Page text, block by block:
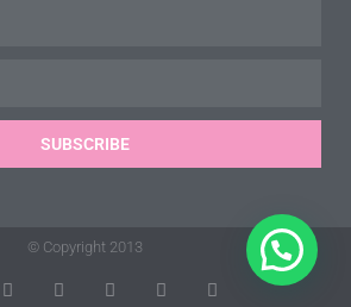
SUBSCRIBE
© Copyright 2013
F D Y P M